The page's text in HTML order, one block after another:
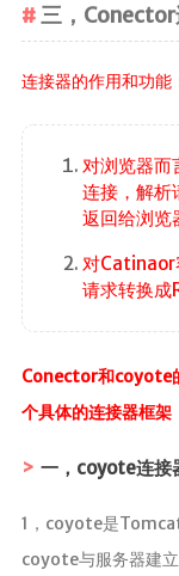
三，
连接器的作用和功能
对浏览器
连接，解析
返回给浏览
对Catinaor
请求转换
Conector和coyote
个具体的连接器框架
一，coyote连接
1，coyote是
coyote与服务器建